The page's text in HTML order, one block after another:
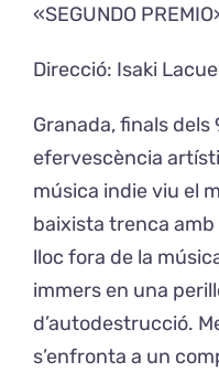
El
«SEGUNDO
Direcció: Isaki
Granada, finals dels
efervescència
música indie viu el
baixista trenca
lloc fora de la
immers en una
d’autodestrucció.
s’enfronta a un